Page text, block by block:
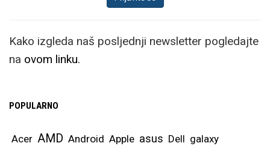
Kako izgleda naš posljednji newsletter pogledajte
na ovom linku.
POPULARNO
Acer AMD Android Apple asus Dell galaxy